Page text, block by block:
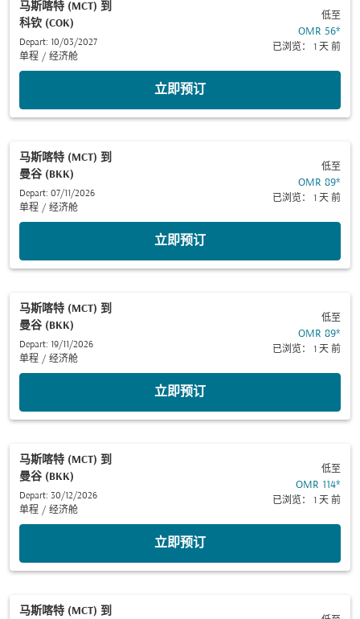
马斯喀特 (MCT) 到
科钦 (COK)
Depart: 10/03/2027
单程 / 经济舱
低至
OMR 56*
已浏览： 1 天 前
立即预订
马斯喀特 (MCT) 到
曼谷 (BKK)
Depart: 07/11/2026
单程 / 经济舱
低至
OMR 89*
已浏览： 1 天 前
立即预订
马斯喀特 (MCT) 到
曼谷 (BKK)
Depart: 19/11/2026
单程 / 经济舱
低至
OMR 89*
已浏览： 1 天 前
立即预订
马斯喀特 (MCT) 到
曼谷 (BKK)
Depart: 30/12/2026
单程 / 经济舱
低至
OMR 114*
已浏览： 1 天 前
立即预订
马斯喀特 (MCT) 到